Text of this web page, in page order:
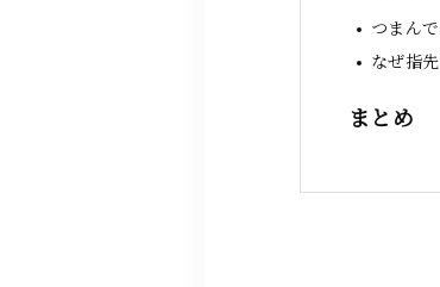
つまん
なぜ指
まとめ